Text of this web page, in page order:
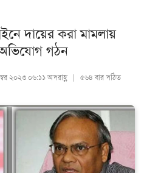
দায়ের করা মামলায়
গঠন
২০২৩ ০৬:১১ অপরাহ্ণ | ৫৬৪ বার পঠিত